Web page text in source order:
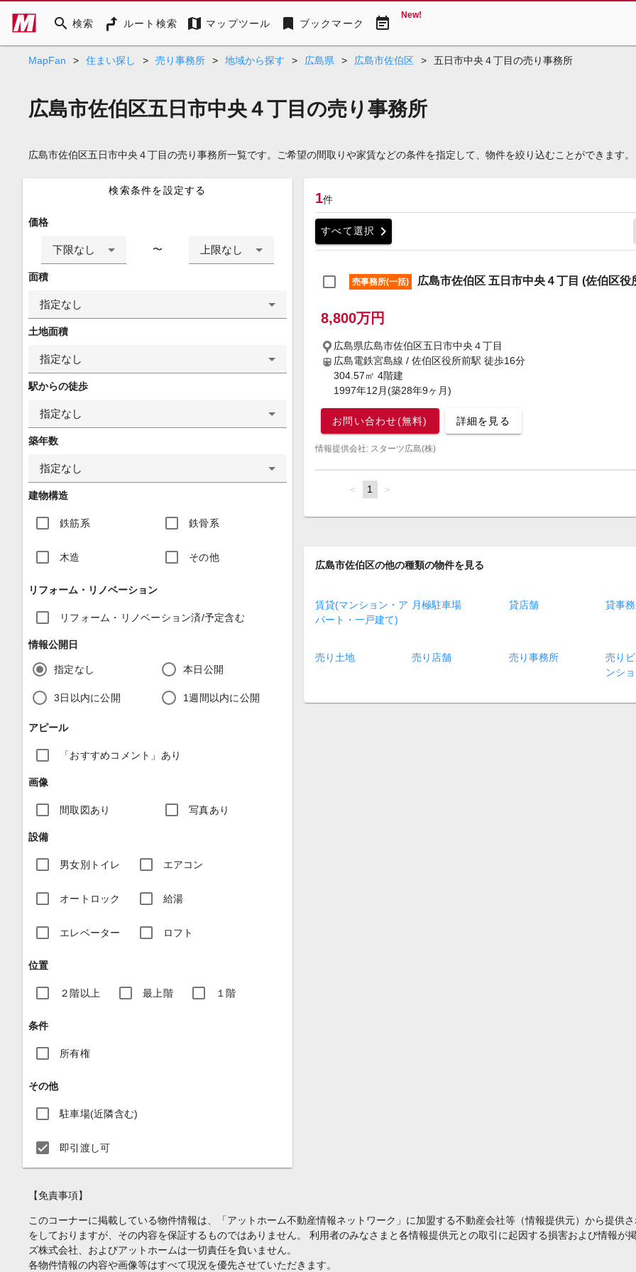
search 検索 ルート検索 map マップツール bookmark ブックマーク event_note New!
MapFan > 住まい探し > 売り事務所 > 地域から探す > 広島県 > 広島市佐伯区 > 五日市中央４丁目の売り事務所
広島市佐伯区五日市中央４丁目の売り事務所
広島市佐伯区五日市中央４丁目の売り事務所一覧です。ご希望の間取りや家賃などの条件を指定して、物件を絞り込むことができます。
検索条件を設定する
価格
下限なし 〜 上限なし
面積
指定なし
土地面積
指定なし
駅からの徒歩
指定なし
築年数
指定なし
建物構造
鉄筋系 鉄骨系
木造 その他
リフォーム・リノベーション
リフォーム・リノベーション済/予定含む
情報公開日
指定なし 本日公開
3日以内に公開 1週間以内に公開
アピール
「おすすめコメント」あり
画像
間取図あり 写真あり
設備
男女別トイレ エアコン
オートロック 給湯
エレベーター ロフト
位置
２階以上 最上階 １階
条件
所有権
その他
駐車場(近隣含む)
即引渡し可
1件
すべて選択 chevron_right
売事務所(一括) 広島市佐伯区 五日市中央４丁目 (佐伯区
8,800万円
広島県広島市佐伯区五日市中央４丁目
広島電鉄宮島線 / 佐伯区役所前駅 徒歩16分
304.57㎡ 4階建
1997年12月(築28年9ヶ月)
お問い合わせ(無料) 詳細を見る
情報提供会社: スターツ広島(株)
page
You're
page
1 page
広島市佐伯区の他の種類の物件を見る
賃貸(マンション・ア
パート・一戸建て)
月極駐車場 貸店舗 貸事
売り土地 売り店舗 売り事務所
売り
ンシ
【免責事項】
このコーナーに掲載している物件情報は、「アットホーム不動産情報ネットワーク」に加盟する不動産会社等（情報提供元）から提供
をしておりますが、その内容を保証するものではありません。 利用者のみなさまと各情報提供元との取引に起因する損害および情報
ズ株式会社、およびアットホームは一切責任を負いません。
各物件情報の内容や画像等はすべて現況を優先させていただきます。